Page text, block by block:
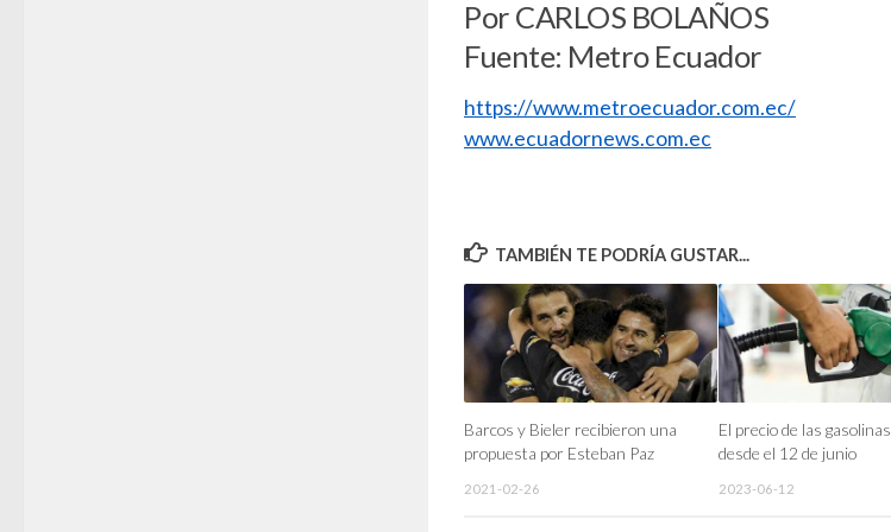
Por CARLOS BOLAÑOS
Fuente: Metro Ecuador
https://www.metroecuador.com.ec/
www.ecuadornews.com.ec
TAMBIÉN TE PODRÍA GUSTAR...
Barcos y Bieler recibieron una
propuesta por Esteban Paz
2021-02-26
El precio de las
desde el 12 de junio
2023-06-12